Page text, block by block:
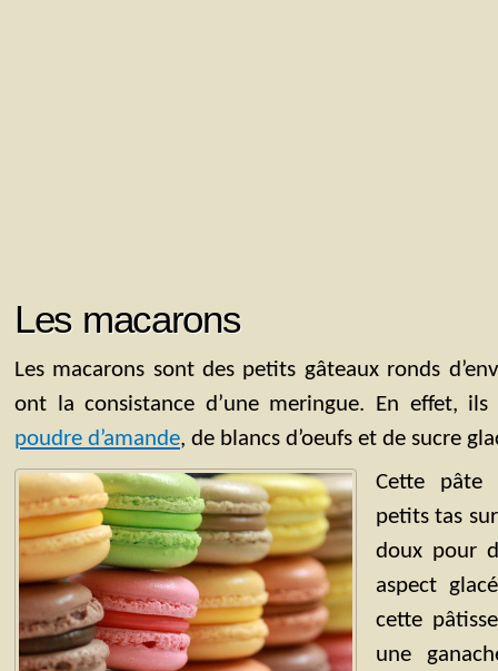
Les macarons
Les macarons sont des petits gâteaux ronds
ont la consistance d’une meringue. En effet,
poudre d’amande, de blancs d’oeufs et de sucre
Cette pâte
petits tas
doux pour
aspect
cette
une